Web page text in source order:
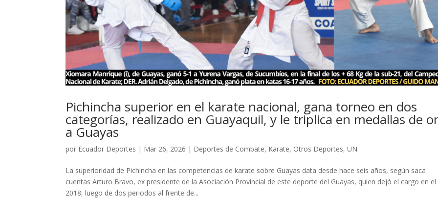
Pichincha superior en el karate nacional, gana torneo en dos
categorías, realizado en Guayaquil, y le triplica en medallas de
a Guayas
por Ecuador Deportes | Mar 26, 2026 | Deportes de Combate, Karate, Otros Deportes,UN
La superioridad de Pichincha en las competencias de karate sobre Guayas data desde hace seis años, según saca
cuentas Arturo Bravo, ex presidente de la Asociación Provincial de este deporte del Guayas, quien dejó el cargo en el
2018, luego de dos periodos al frente de...